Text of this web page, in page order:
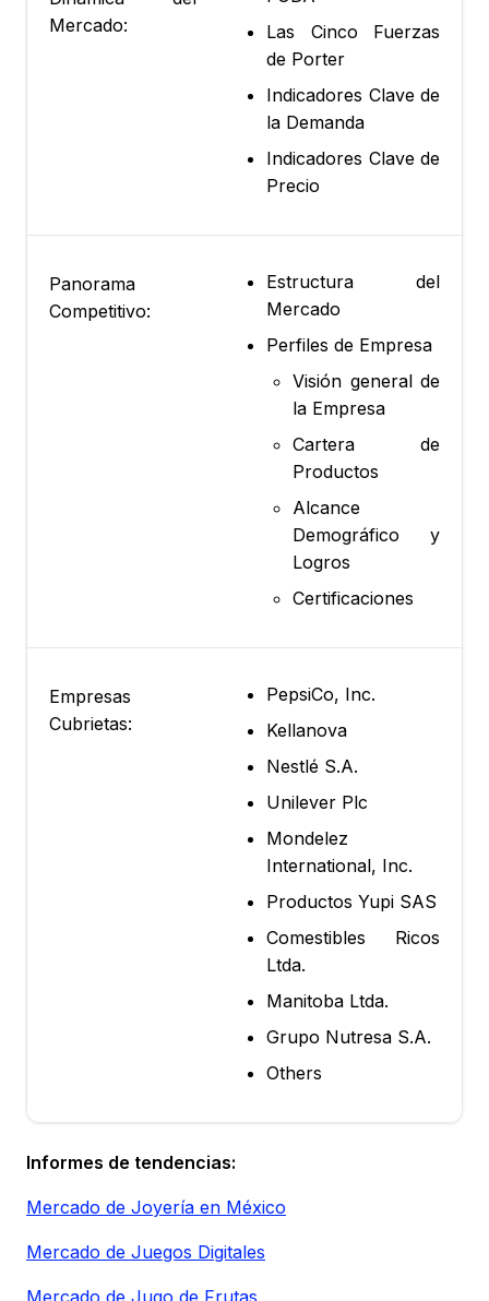
Mercado:
Las Cinco Fuerzas
de Porter
Indicadores Clave de
la Demanda
Indicadores Clave de
Precio
Panorama
Competitivo:
Estructura del
Mercado
Perfiles de Empresa
Visión general de
la Empresa
Cartera de
Productos
Alcance
Demográfico y
Logros
Certificaciones
Empresas
Cubrietas:
PepsiCo, Inc.
Kellanova
Nestlé S.A.
Unilever Plc
Mondelez
International, Inc.
Productos Yupi SAS
Comestibles Ricos
Ltda.
Manitoba Ltda.
Grupo Nutresa S.A.
Others
Informes de tendencias:
Mercado de Joyería en México
Mercado de Juegos Digitales